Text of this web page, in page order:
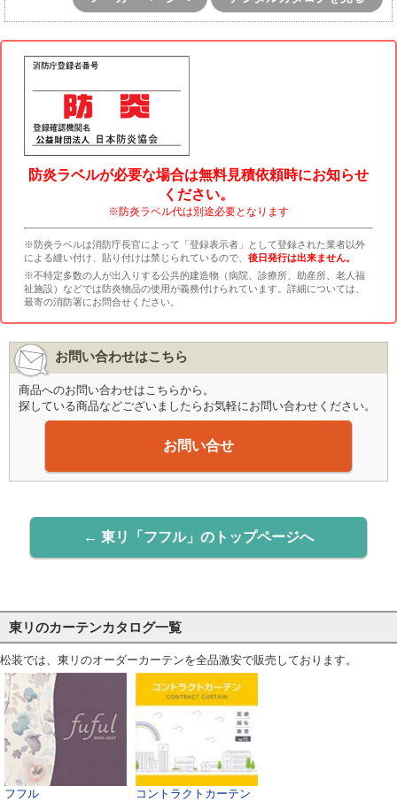
防炎ラベルが必要な場合は無料見積依頼時にお知らせ
ください。
※防炎ラベル代は別途必要となります
※防炎ラベルは消防庁長官によって「登録表示者」として登録された業者以外
による縫い付け、貼り付けは禁じられているので、 後日発行は出来ません。
※不特定多数の人が出入りする公共的建造物（病院、診療所、助産所、老人福
祉施設）などでは防炎物品の使用が義務付けられています。詳細については、
最寄の消防署にお問合せください。
お問い合わせはこちら
商品へのお問い合わせはこちらから。
探している商品などございましたらお気軽にお問い合わせください。
お問い合せ
← 東リ「フフル」のトップページへ
東リのカーテンカタログ一覧
松装では、東リのオーダーカーテンを全品激安で販売しております。
フフル コントラクトカーテン